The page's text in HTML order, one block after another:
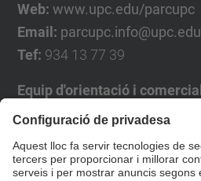
Web: www.upc.edu/parcupc
Email: parcupc.info@upc.edu
Tef: 934 13 77 39
Equip d'orientació i comercial
José Luís Grande
Tel. 93 4137194
jose.luis.grande@upc.edu